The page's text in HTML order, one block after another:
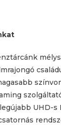
UHD-s